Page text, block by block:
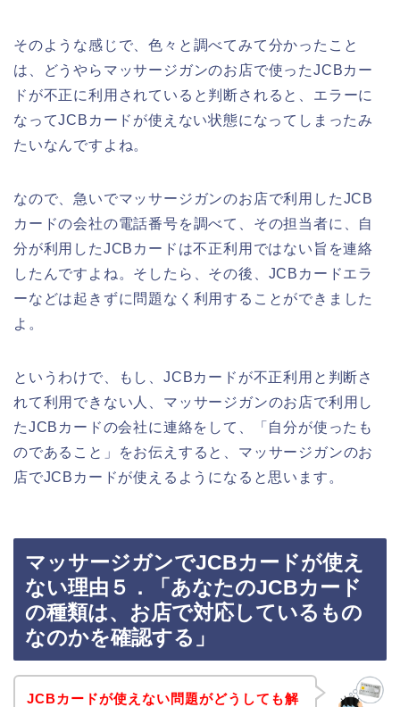
そのような感じで、色々と調べてみて分かったこと
は、どうやらマッサージガンのお店で使ったJCBカー
ドが不正に利用されていると判断されると、エラーに
なってJCBカードが使えない状態になってしまったみ
たいなんですよね。
なので、急いでマッサージガンのお店で利用したJCB
カードの会社の電話番号を調べて、その担当者に、自
分が利用したJCBカードは不正利用ではない旨を連絡
したんですよね。そしたら、その後、JCBカードエラ
ーなどは起きずに問題なく利用することができました
よ。
というわけで、もし、JCBカードが不正利用と判断さ
れて利用できない人、マッサージガンのお店で利用し
たJCBカードの会社に連絡をして、「自分が使ったも
のであること」をお伝えすると、マッサージガンのお
店でJCBカードが使えるようになると思います。
マッサージガンでJCBカードが使え
ない理由５．「あなたのJCBカード
の種類は、お店で対応しているもの
なのかを確認する」
JCBカードが使えない問題がどうしても解